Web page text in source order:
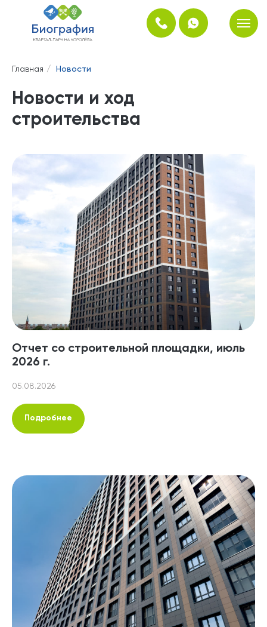
Главная / Новости
Новости и ход
строительства
Отчет со строительной площадки, июль
2026 г.
05.08.2026
Подробнее